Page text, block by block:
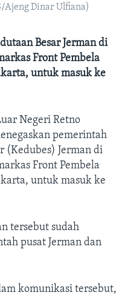
Ajeng Dinar Ulfiana)
Besar Jerman di
Front Pembela
untuk masuk ke
Negeri Retno
pemerintah
(Kedubes) Jerman di
Front Pembela
untuk masuk ke
tersebut sudah
pusat Jerman dan
komunikasi tersebut,